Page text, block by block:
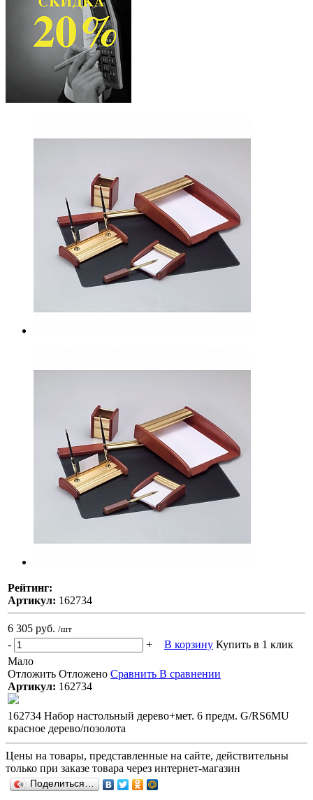
Рейтинг:
Артикул: 162734
6 305 руб. /шт
- + В корзину Купить в 1 клик
Мало
Отложить Отложено Сравнить В сравнении
Артикул: 162734
162734 Набор настольный дерево+мет. 6 предм. G/RS6MU
красное дерево/позолота
Цены на товары, представленные на сайте, действительны
только при заказе товара через интернет-магазин
Поделиться…